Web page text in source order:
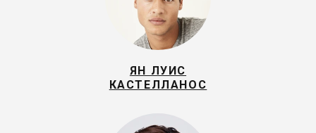
ЯН ЛУИС
КАСТЕЛЛАНОС